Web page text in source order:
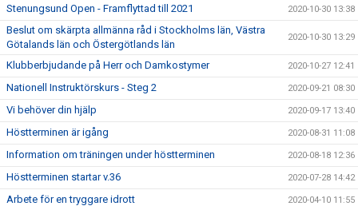
Stenungsund Open - Framflyttad till 2021 2020-10-30 13:38
Beslut om skärpta allmänna råd i Stockholms län, Västra
Götalands län och Östergötlands län
2020-10-30 13:29
Klubberbjudande på Herr och Damkostymer 2020-10-27 12:41
Nationell Instruktörskurs - Steg 2 2020-09-21 08:30
Vi behöver din hjälp 2020-09-17 13:40
Höstterminen är igång 2020-08-31 11:08
Information om träningen under höstterminen 2020-08-18 12:36
Höstterminen startar v.36 2020-07-28 14:42
Arbete för en tryggare idrott 2020-04-10 11:55